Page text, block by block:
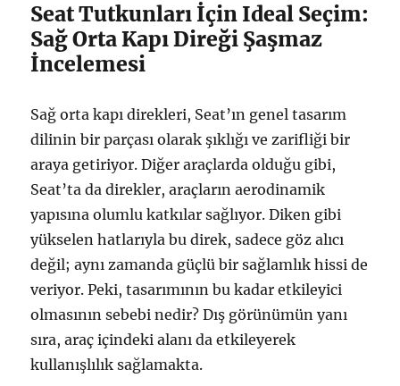
Seat Tutkunları İçin Ideal Seçim:
Sağ Orta Kapı Direği Şaşmaz
İncelemesi
Sağ orta kapı direkleri, Seat’ın genel tasarım
dilinin bir parçası olarak şıklığı ve zarifliği bir
araya getiriyor. Diğer araçlarda olduğu gibi,
Seat’ta da direkler, araçların aerodinamik
yapısına olumlu katkılar sağlıyor. Diken gibi
yükselen hatlarıyla bu direk, sadece göz alıcı
değil; aynı zamanda güçlü bir sağlamlık hissi de
veriyor. Peki, tasarımının bu kadar etkileyici
olmasının sebebi nedir? Dış görünümün yanı
sıra, araç içindeki alanı da etkileyerek
kullanışlılık sağlamakta.